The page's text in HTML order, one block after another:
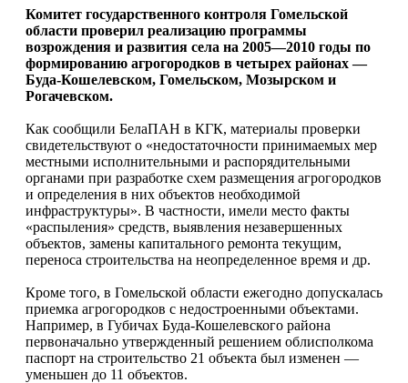
Комитет государственного контроля Гомельской
области проверил реализацию программы
возрождения и развития села на 2005—2010 годы по
формированию агрогородков в четырех районах —
Буда-Кошелевском, Гомельском, Мозырском и
Рогачевском.
Как сообщили БелаПАН в КГК, материалы проверки
свидетельствуют о «недостаточности принимаемых мер
местными исполнительными и распорядительными
органами при разработке схем размещения агрогородков
и определения в них объектов необходимой
инфраструктуры». В частности, имели место факты
«распыления» средств, выявления незавершенных
объектов, замены капитального ремонта текущим,
переноса строительства на неопределенное время и др.
Кроме того, в Гомельской области ежегодно допускалась
приемка агрогородков с недостроенными объектами.
Например, в Губичах Буда-Кошелевского района
первоначально утвержденный решением облисполкома
паспорт на строительство 21 объекта был изменен —
уменьшен до 11 объектов.